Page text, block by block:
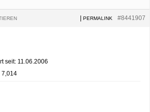
#8441907
PERMALINK
seit: 11.06.2006
7,014